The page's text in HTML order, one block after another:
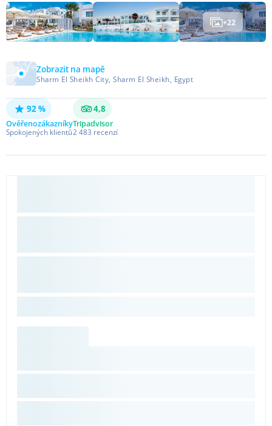
+22
Zobrazit na mapě
Sharm El Sheikh City, Sharm El Sheikh, Egypt
92 %
Ověřenozákazníky
Spokojených klientů
4,8
Tripadvisor
2 483 recenzí